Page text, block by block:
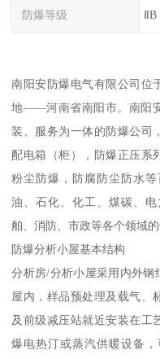
防爆等级 ⅡB
南阳安防爆电气有限公司位
地——河南省南阳市。南阳
装、服务为一体的防爆公司
配电箱（柜），防爆正压系
粉尘防爆，防腐防尘防水
油、石化、化工、煤碳、
舶、消防、市政等各个领域的
防爆分析小屋基本结构
分析房/分析小屋采用内外钢
屋内，样品预处理及载气、
及前级减压站就近安装在工
爆电热汀或蒸汽供暖设备